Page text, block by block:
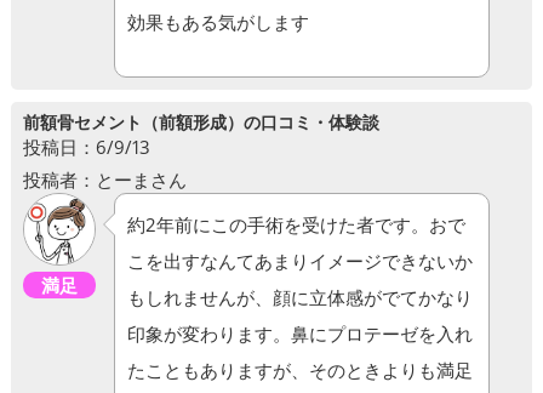
効果もある気がします
前額骨セメント（前額形成）の口コミ・体験談
投稿日：6/9/13
投稿者：とーまさん
満足
約2年前にこの手術を受けた者です。おで
こを出すなんてあまりイメージできないか
もしれませんが、顔に立体感がでてかなり
印象が変わります。鼻にプロテーゼを入れ
たこともありますが、そのときよりも満足